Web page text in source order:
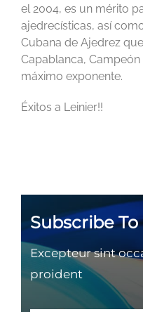
el 2004, es un mérito
ajedrecísticas, así
Cubana de Ajedrez
Capablanca, Campeón
máximo exponente.
Éxitos a Leinier!!
Subscribe
Excepteur sint
proident